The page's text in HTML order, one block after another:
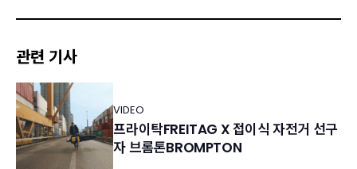
관련 기사
VIDEO
프라이탁FREITAG X 접이식 자전거 선구
자 브롬톤BROMPTON